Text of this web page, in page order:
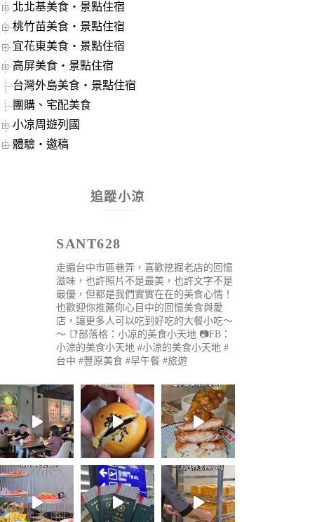
北北基美食‧景點住宿
桃竹苗美食‧景點住宿
宜花東美食‧景點住宿
高屏美食‧景點住宿
台灣外島美食‧景點住宿
團購、宅配美食
小凉周遊列國
體驗‧邀稿
追蹤小涼
SANT628
走遍台中市區巷弄，喜歡挖掘老店的回憶
滋味，也許照片不是最美，也許文字不是
最優，但都是我們實實在在的美食心情！
也歡迎你推薦你心目中的回憶美食與愛
店，讓更多人可以吃到好吃的大餐小吃～
～ 📑部落格：小凉的美食小天地 📷FB：
小涼的美食小天地 #小涼的美食小天地 #
台中 #豐原美食 #早午餐 #旅遊